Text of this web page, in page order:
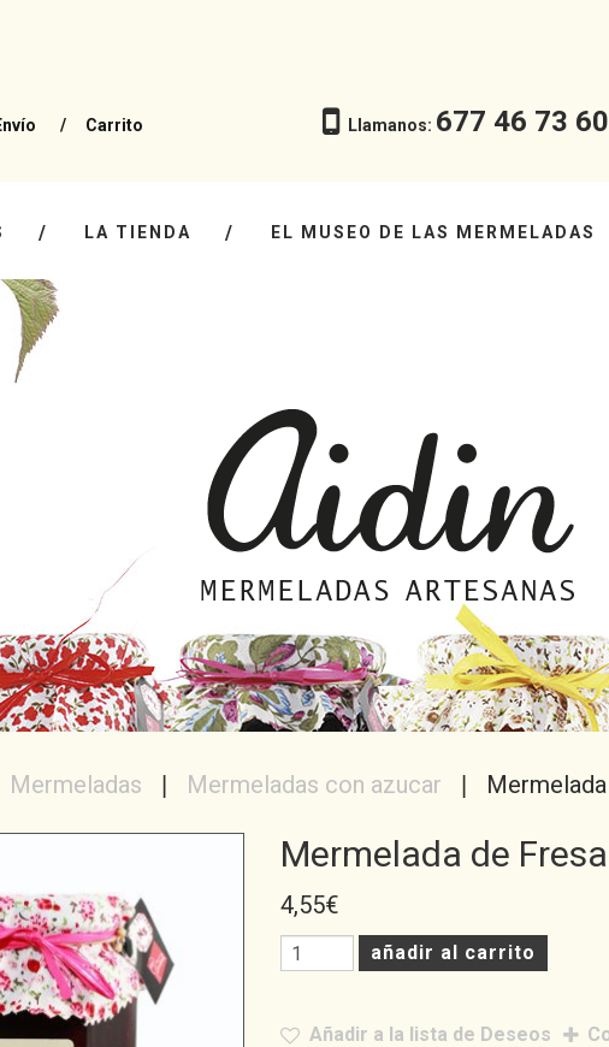
Carrito Llamanos: 677 46 73 60
LA TIENDA EL MUSEO DE LAS MERMELADAS
Mermeladas Mermeladas con azucar
Mermelada de
4,55€
añadir al carrito
Añadir a la lista de Deseos